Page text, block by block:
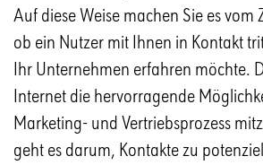
Auf diese Weise machen Sie es
ob ein Nutzer mit Ihnen in Kontakt
Ihr Unternehmen erfahren möchte.
Internet die hervorragende
Marketing- und Vertriebsprozess
geht es darum, Kontakte zu